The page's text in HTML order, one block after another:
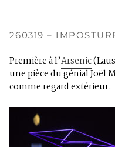
260319 –
Première à l’Arsenic
une pièce du génial Joël
comme regard extérieur.